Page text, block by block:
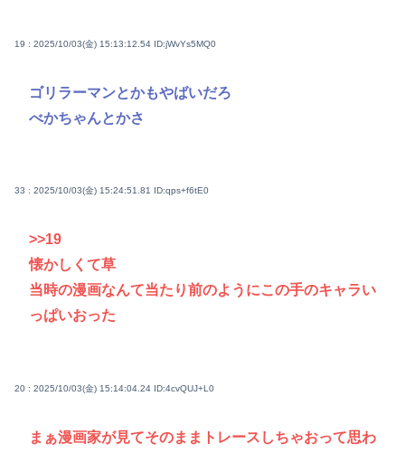
19 : 2025/10/03(金) 15:13:12.54 ID:jWvYs5MQ0
ゴリラーマンとかもやばいだろ
べかちゃんとかさ
33 : 2025/10/03(金) 15:24:51.81 ID:qps+f6tE0
>>19
懐かしくて草
当時の漫画なんて当たり前のようにこの手のキャラい
っぱいおった
20 : 2025/10/03(金) 15:14:04.24 ID:4cvQUJ+L0
まぁ漫画家が見てそのままトレースしちゃおって思わ